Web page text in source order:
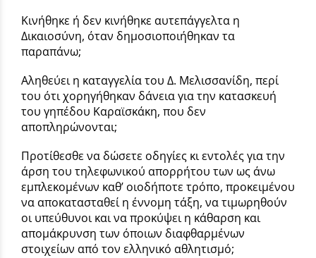
Κινήθηκε ή δεν κινήθηκε αυτεπάγγελτα η
Δικαιοσύνη, όταν δημοσιοποιήθηκαν τα
παραπάνω;
Αληθεύει η καταγγελία του Δ. Μελισσανίδη, περί
του ότι χορηγήθηκαν δάνεια για την κατασκευή
του γηπέδου Καραϊσκάκη, που δεν
αποπληρώνονται;
Προτίθεσθε να δώσετε οδηγίες κι εντολές για την
άρση του τηλεφωνικού απορρήτου των ως άνω
εμπλεκομένων καθ’ οιοδήποτε τρόπο, προκειμένου
να αποκατασταθεί η έννομη τάξη, να τιμωρηθούν
οι υπεύθυνοι και να προκύψει η κάθαρση και
απομάκρυνση των όποιων διαφθαρμένων
στοιχείων από τον ελληνικό αθλητισμό;